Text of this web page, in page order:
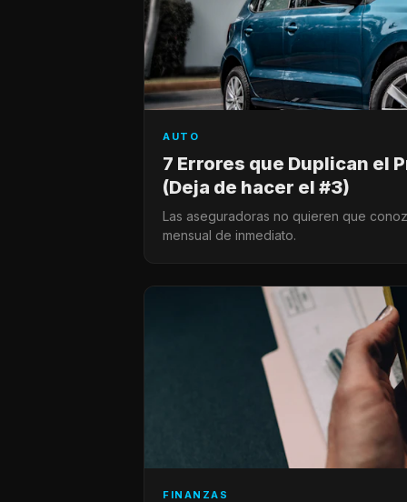
AUTO
7 Errores que Duplican el
(Deja de hacer el #3)
Las aseguradoras no quieren que
mensual de inmediato.
FINANZAS